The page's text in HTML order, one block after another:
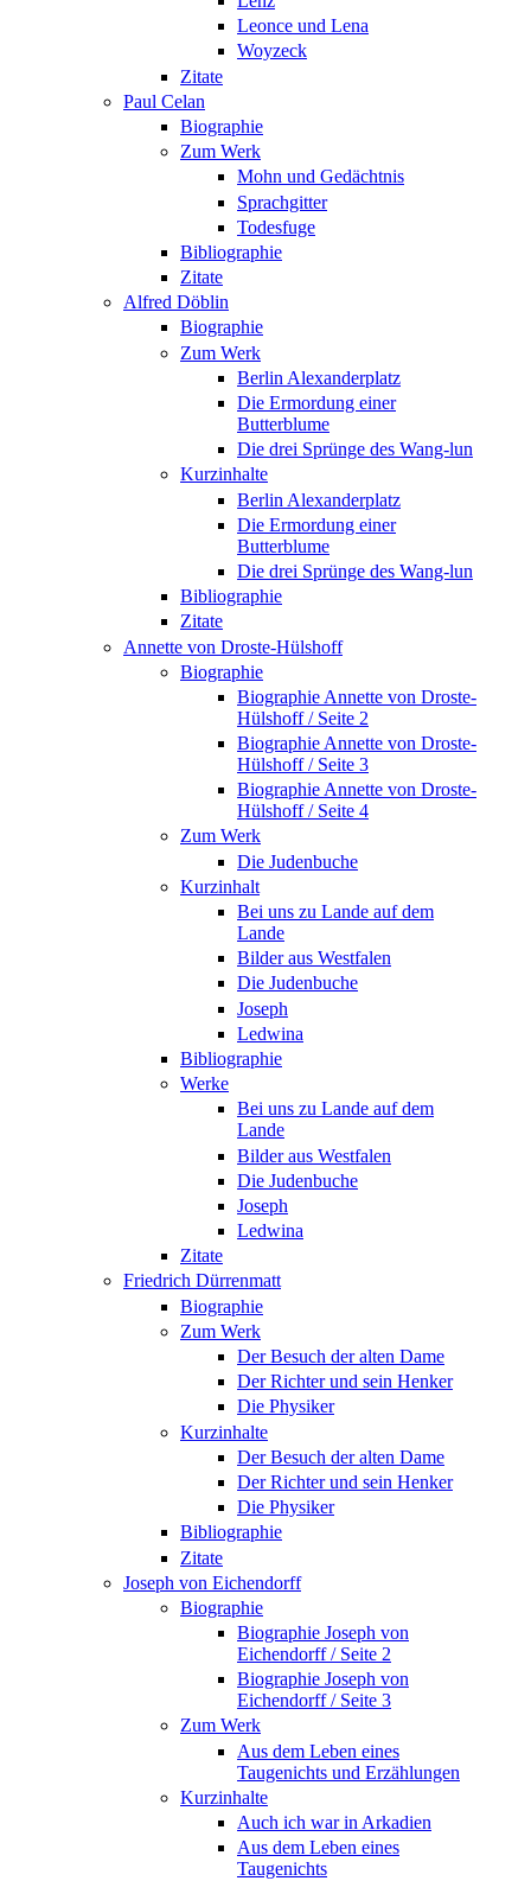
Leonce und Lena
Woyzeck
Zitate
Paul Celan
Biographie
Zum Werk
Mohn und Gedächtnis
Sprachgitter
Todesfuge
Bibliographie
Zitate
Alfred Döblin
Biographie
Zum Werk
Berlin Alexanderplatz
Die Ermordung einer
Butterblume
Die drei Sprünge des Wang-lun
Kurzinhalte
Berlin Alexanderplatz
Die Ermordung einer
Butterblume
Die drei Sprünge des Wang-lun
Bibliographie
Zitate
Annette von Droste-Hülshoff
Biographie
Biographie Annette von Droste-
Hülshoff / Seite 2
Biographie Annette von Droste-
Hülshoff / Seite 3
Biographie Annette von Droste-
Hülshoff / Seite 4
Zum Werk
Die Judenbuche
Kurzinhalt
Bei uns zu Lande auf dem
Lande
Bilder aus Westfalen
Die Judenbuche
Joseph
Ledwina
Bibliographie
Werke
Bei uns zu Lande auf dem
Lande
Bilder aus Westfalen
Die Judenbuche
Joseph
Ledwina
Zitate
Friedrich Dürrenmatt
Biographie
Zum Werk
Der Besuch der alten Dame
Der Richter und sein Henker
Die Physiker
Kurzinhalte
Der Besuch der alten Dame
Der Richter und sein Henker
Die Physiker
Bibliographie
Zitate
Joseph von Eichendorff
Biographie
Biographie Joseph von
Eichendorff / Seite 2
Biographie Joseph von
Eichendorff / Seite 3
Zum Werk
Aus dem Leben eines
Taugenichts und Erzählungen
Kurzinhalte
Auch ich war in Arkadien
Aus dem Leben eines
Taugenichts